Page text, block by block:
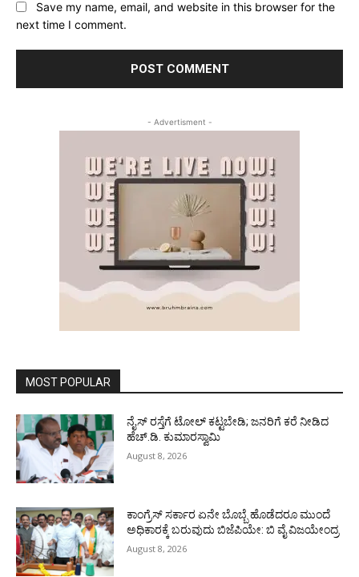
Save my name, email, and website in this browser for the
next time I comment.
- Advertisment -
MOST POPULAR
ನೈಸ್ ರಸ್ತೆಗೆ ಟೋಲ್ ಕಟ್ಟಬೇಡಿ; ಜನರಿಗೆ ಕರೆ ನೀಡಿದ
ಹೆಚ್.ಡಿ. ಕುಮಾರಸ್ವಾಮಿ
August 8, 2026
ಕಾಂಗ್ರೆಸ್ ಸರ್ಕಾರ ಏನೇ ಬೊಬ್ಬೆ ಹೊಡೆದರೂ ಮುಂದೆ
ಅಧಿಕಾರಕ್ಕೆ ಬರುವುದು ಬಿಜೆಪಿಯೇ: ಬಿ ವೈ ವಿಜಯೇಂದ್ರ
August 8, 2026